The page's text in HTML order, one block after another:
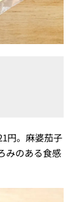
円。麻婆茄子
みのある食感